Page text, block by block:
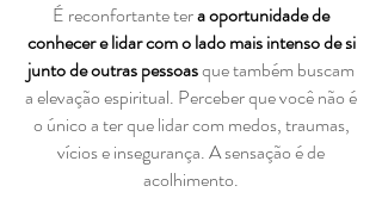
É reconfortante tera oportunidade de
conhecer e lidar com o lado mais intenso de si
junto de outras pessoasque também buscam
a elevação espiritual. Perceber que você não é
o único a ter que lidar com medos, traumas,
vícios e insegurança. A sensação é de
acolhimento.